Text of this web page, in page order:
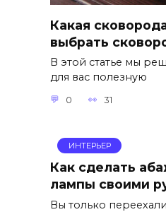
Какая
выбрать
В этой статье мы
для вас полезную
0 31
ИНТЕРЬЕР
Как сделать
лампы своими
Вы только